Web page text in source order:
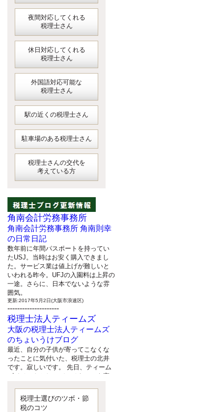
夜間対応してくれる
税理士さん
休日対応してくれる
税理士さん
外国語対応可能な
税理士さん
駅の近くの税理士さん
駐車場のある税理士さん
税理士さんの交代を
考えている方
角南会計労務事務所
角南会計労務事務所 角南則幸
の日常日記
数年前に年間パスポートを持ってい
たUSJ。当時はお安く購入できまし
た。サービス業は値上げが難しいと
いわれる昨今。UFJの入園料は上昇の
一途。さらに、日本でないような雰
囲気。
更新:2017年5月2日(大阪市浪速区)
---------------------
税理士法人ティームズ
大阪の税理士法人ティームズ
のちょいうけブログ
最近、自分の子供が寄ってこなくな
ったことに気付いた、税理士の北井
です。寂しいです。 先日、ティーム
ズイベントとしてバーベキューを実
と思いましたが、そこはセンスある
後のブロガーに任せようと思いま
税理士選びのツボ・節
税のコツ